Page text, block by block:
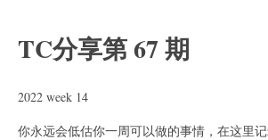
TC分享第 67 期
2022 week 14
你永远会低估你一周可以做的事情，在这里